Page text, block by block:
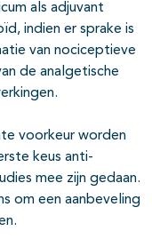
als adjuvant
indien er sprake is
van nociceptieve
de analgetische
voorkeur worden
keus anti-
mee zijn gedaan.
om een aanbeveling